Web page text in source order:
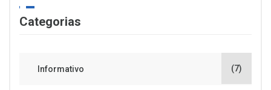
Categorias
Informativo (7)